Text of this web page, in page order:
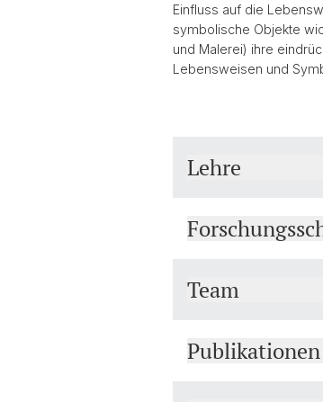
Einfluss auf die
symbolische Objekte
und Malerei) ihre
Lebensweisen und
Lehre
Team
Publikationen